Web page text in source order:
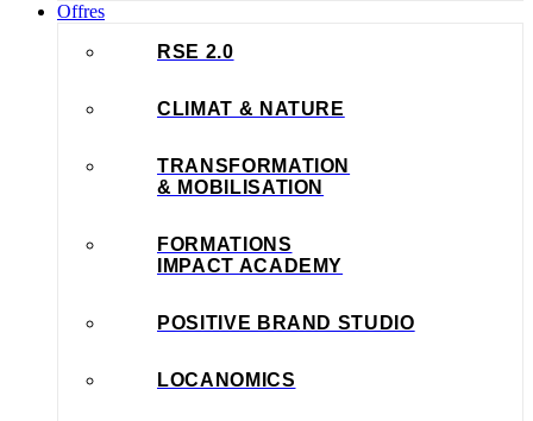
Offres
RSE 2.0
CLIMAT & NATURE
TRANSFORMATION
& MOBILISATION
FORMATIONS
IMPACT ACADEMY
POSITIVE BRAND STUDIO
LOCANOMICS